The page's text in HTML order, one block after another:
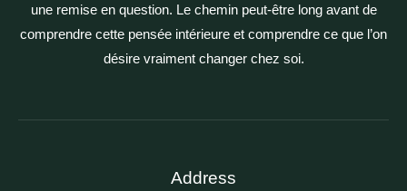
une remise en question. Le chemin peut-être long avant de
comprendre cette pensée intérieure et comprendre ce que l’on
désire vraiment changer chez soi.
Address